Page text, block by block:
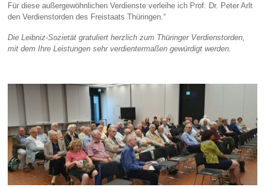
Für diese außergewöhnlichen Verdienste verleihe ich Prof. Dr. Peter Arlt
den Verdienstorden des Freistaats Thüringen.“
Die Leibniz-Sozietät gratuliert herzlich zum Thüringer Verdienstorden,
mit dem Ihre Leistungen sehr verdientermaßen gewürdigt werden.